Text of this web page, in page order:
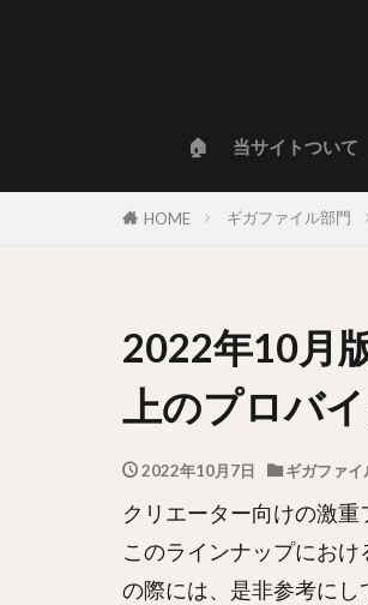
🏠 当サイトついて
HOME ギガファイル部門
2022年10月
上のプロバ
2022年10月7日 ギガファイ
クリエーター向けの激重
このラインナップにお
の際には、是非参考にし